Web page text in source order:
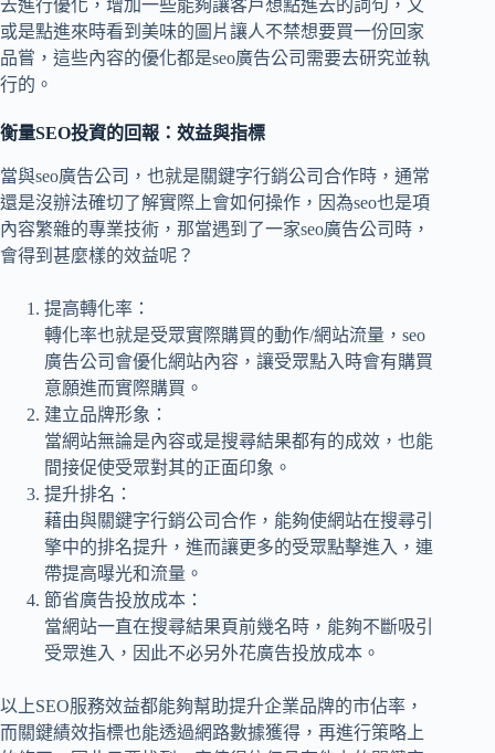
去進行優化，增加一些能夠讓客戶想點進去的詞句，又
或是點進來時看到美味的圖片讓人不禁想要買一份回家
品嘗，這些內容的優化都是seo廣告公司需要去研究並執
行的。
衡量SEO投資的回報：效益與指標
當與seo廣告公司，也就是關鍵字行銷公司合作時，通常
還是沒辦法確切了解實際上會如何操作，因為seo也是項
內容繁雜的專業技術，那當遇到了一家seo廣告公司時，
會得到甚麼樣的效益呢？
提高轉化率：
轉化率也就是受眾實際購買的動作/網站流量，seo
廣告公司會優化網站內容，讓受眾點入時會有購買
意願進而實際購買。
建立品牌形象：
當網站無論是內容或是搜尋結果都有的成效，也能
間接促使受眾對其的正面印象。
提升排名：
藉由與關鍵字行銷公司合作，能夠使網站在搜尋引
擎中的排名提升，進而讓更多的受眾點擊進入，連
帶提高曝光和流量。
節省廣告投放成本：
當網站一直在搜尋結果頁前幾名時，能夠不斷吸引
受眾進入，因此不必另外花廣告投放成本。
以上SEO服務效益都能夠幫助提升企業品牌的市佔率，
而關鍵績效指標也能透過網路數據獲得，再進行策略上